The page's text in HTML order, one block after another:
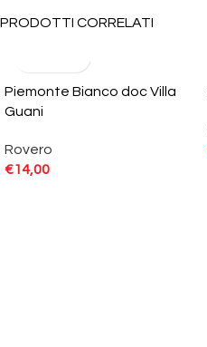
PRODOTTI CORRELATI
Piemonte Bianco doc Villa
Guani
Rovero
€14,00